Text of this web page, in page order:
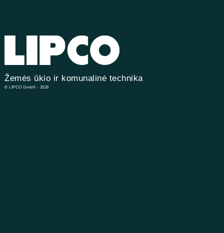
Žemės ūkio ir komunalinė technika
© LIPCO GmbH - 2026